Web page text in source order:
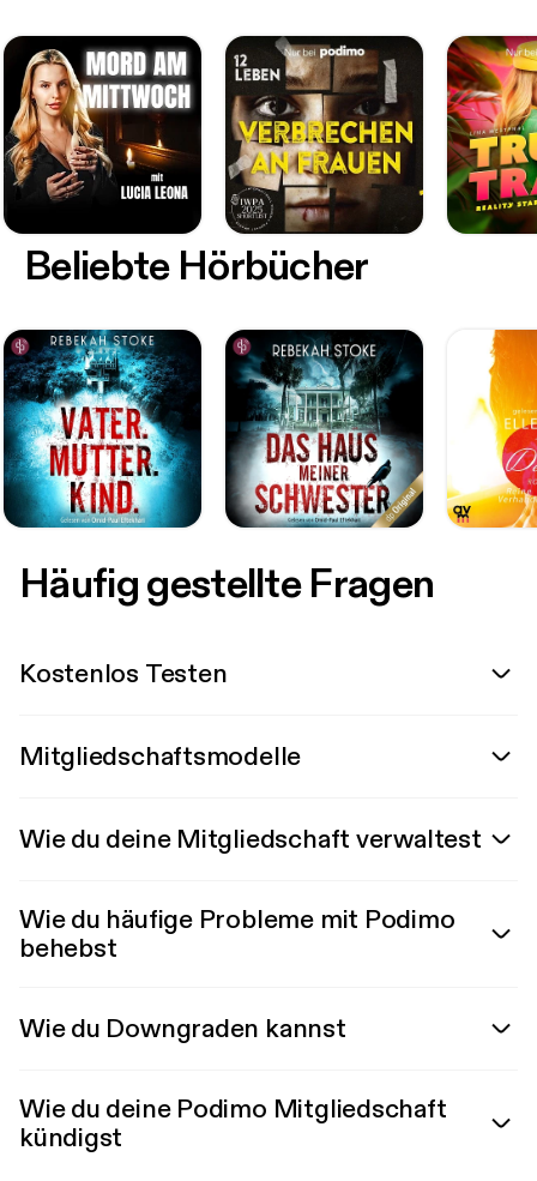
Beliebte Hörbücher
Häufig gestellte Fragen
Kostenlos Testen
Mitgliedschaftsmodelle
Wie du deine Mitgliedschaft verwaltest
Wie du häufige Probleme mit Podimo
behebst
Wie du Downgraden kannst
Wie du deine Podimo Mitgliedschaft
kündigst